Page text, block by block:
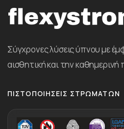
Σύγχρονες λύσεις ύπνου με
αισθητική και την
ΠΙΣΤΟΠΟΙΉΣΕΙΣ ΣΤΡΩΜΆΤΩΝ